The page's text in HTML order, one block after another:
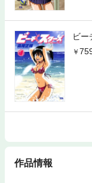
ビー
作品情報